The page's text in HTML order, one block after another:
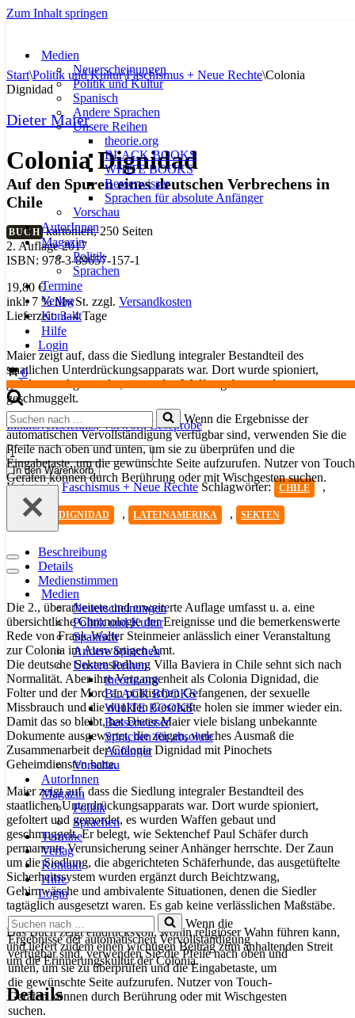
Zum Inhalt springen
Medien
Neuerscheinungen
Politik und Kultur
Spanisch
Andere Sprachen
Unsere Reihen
theorie.org
BLACK BOOKS
WHITE BOOKS
Besserwisser
Sprachen für absolute Anfänger
Vorschau
AutorInnen
Magazin
Politik
Sprachen
Termine
Verlag
Kontakt
Hilfe
Login
Warenkorb
0
Suchen
nach …
Wenn die Ergebnisse der
automatischen Vervollständigung verfügbar sind, verwenden Sie die
Pfeile nach oben und unten, um sie zu überprüfen und die
Eingabetaste, um die gewünschte Seite aufzurufen. Nutzer von
Geräten können durch Berührung oder mit Wischgesten suchen.
Navigationsmenü
Navigationsmenü
Medien
Neuerscheinungen
Politik und Kultur
Spanisch
Andere Sprachen
Unsere Reihen
theorie.org
BLACK BOOKS
WHITE BOOKS
Besserwisser
Sprachen für absolute
Anfänger
Vorschau
AutorInnen
Magazin
Politik
Sprachen
Termine
Verlag
Kontakt
Hilfe
Login
Suchen
nach …
Wenn die
Ergebnisse der automatischen Vervollständigung
verfügbar sind, verwenden Sie die Pfeile nach oben und
unten, um sie zu überprüfen und die Eingabetaste, um
die gewünschte Seite aufzurufen. Nutzer von Touch-
Geräten können durch Berührung oder mit Wischgesten
suchen.
Start\Politik und Kultur\Faschismus + Neue Rechte\Colonia
Dignidad
Dieter Maier
Colonia Dignidad
Auf den Spuren eines deutschen Verbrechens in
Chile
BUCH kartoniert, 250 Seiten
2. Auflage 2017
ISBN: 978-3-89657-157-1
19,80 €
inkl. 7 % MwSt. zzgl. Versandkosten
Lieferzeit:3–4 Tage
Maier zeigt auf, dass die Siedlung integraler Bestandteil des
staatlichen Unterdrückungsapparats war. Dort wurde spioniert,
gefoltert und gemordet, es wurden Waffen gebaut und
geschmuggelt.
Inhaltsverzeichnis,Vorwort,Leseprobe
Colonia
Dignidad
Menge
In den Warenkorb
Kategorie: Faschismus + Neue Rechte Schlagwörter: CHILE ,
COLONIA DIGNIDAD , LATEINAMERIKA , SEKTEN
Beschreibung
Details
Medienstimmen
Die 2., überarbeitete und erweiterte Auflage umfasst u. a. eine
übersichtliche Chronologie der Ereignisse und die bemerkenswerte
Rede von Frank-Walter Steinmeier anlässlich einer Veranstaltung
zur Colonia im Auswärtigen Amt.
Die deutsche Sektensiedlung Villa Baviera in Chile sehnt sich nach
Normalität. Aber ihre Vergangenheit als Colonia Dignidad, die
Folter und der Mord an politischen Gefangenen, der sexuelle
Missbrauch und die dunklen Geschäfte holen sie immer wieder ein.
Damit das so bleibt, hat Dieter Maier viele bislang unbekannte
Dokumente ausgewertet, die zeigen, welches Ausmaß die
Zusammenarbeit der Colonia Dignidad mit Pinochets
Geheimdiensten hatte.
Maier zeigt auf, dass die Siedlung integraler Bestandteil des
staatlichen Unterdrückungsapparats war. Dort wurde spioniert,
gefoltert und gemordet, es wurden Waffen gebaut und
geschmuggelt. Er belegt, wie Sektenchef Paul Schäfer durch
permanente Verunsicherung seiner Anhänger herrschte. Der Zaun
um die Siedlung, die abgerichteten Schäferhunde, das ausgetüftelte
Sicherheitssystem wurden ergänzt durch Beichtzwang,
Gehirnwäsche und ambivalente Situationen, denen die Siedler
tagtäglich ausgesetzt waren. Es gab keine verlässlichen Maßstäbe.
Das Buch zeigt eindrucksvoll, wohin religiöser Wahn führen kann,
und liefert zudem einen wichtigen Beitrag zum anhaltenden Streit
um die Erinnerungskultur der Colonia.
Details